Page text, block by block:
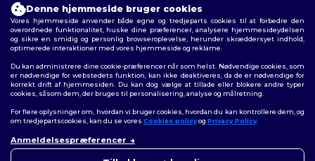
2026. Alle rettigheder forbeholdes
Vilkår og Betingelser|Tilpasset politik|Fortrolighedspolitik|Politik for
cookies|Sitemap
Denne hjemmeside bruger cookies
Vores hjemmeside anvender både egne og tredjeparts cookies til at forbedre den
overordnede funktionalitet, huske dine præferencer, analysere hjemmesideydelsen
og sikre en smidig og personlig browseroplevelse, herunder skræddersyet indhold,
optimerede interaktioner med vores hjemmeside og reklame.
Du kan administrere dine cookie-præferencer når som helst. Nødvendige cookies, som
er nødvendige for webstedets funktion, kan ikke deaktiveres, da de er nødvendige for
korrekt drift af hjemmesiden. Du kan dog vælge at tillade eller blokere andre typer
cookies, såsom dem, der bruges til personalisering, analyse og målretning.
For flere oplysninger om, hvordan vi bruger cookies, hvordan du kan kontrollere dem, og
om tredjepartscookies, kan du se vores Cookies policyog Privacy Policy.
Anmeldelsespræferencer